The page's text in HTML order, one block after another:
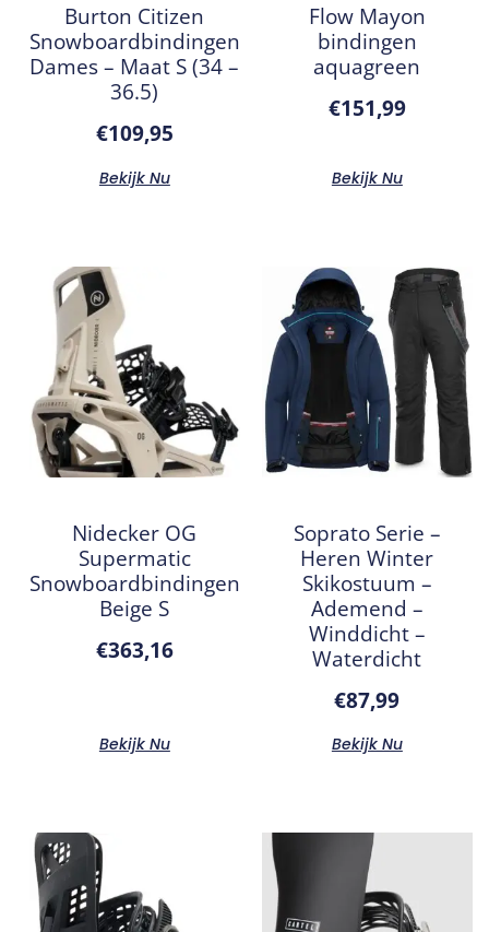
Burton Citizen
Snowboardbindingen
Dames – Maat S (34 –
36.5)
€109,95
Bekijk Nu
Flow Mayon
bindingen
aquagreen
€151,99
Bekijk Nu
Nidecker OG
Supermatic
Snowboardbindingen
Beige S
€363,16
Bekijk Nu
Soprato Serie –
Heren Winter
Skikostuum –
Ademend –
Winddicht –
Waterdicht
€87,99
Bekijk Nu